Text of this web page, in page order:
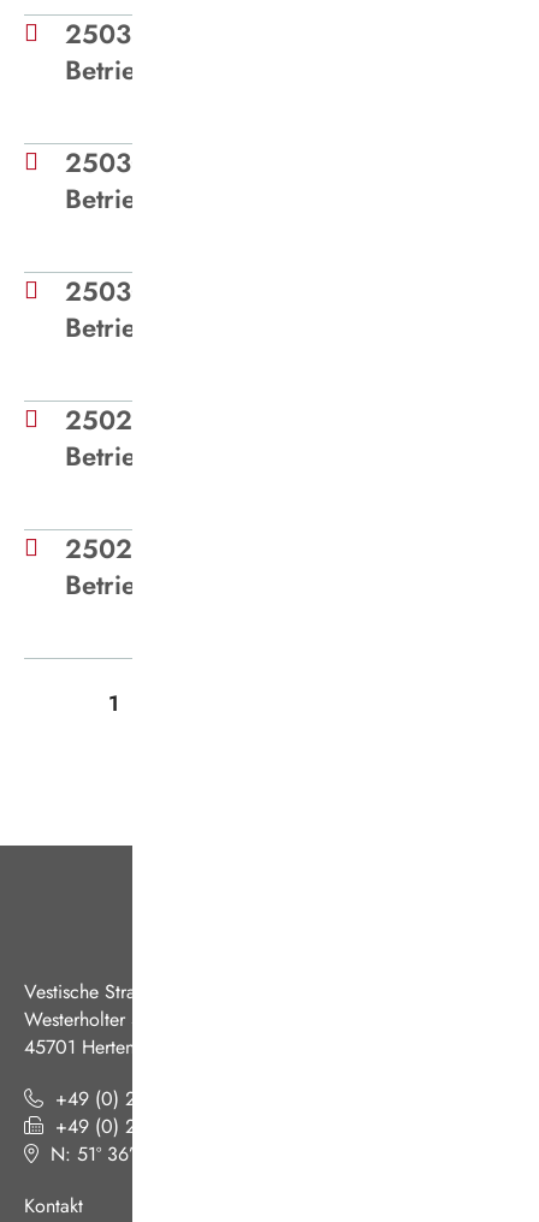
250310 - Medieninformation
Betriebsstilllegung
250307 - Medieninformation
Betriebsstilllegung Herten
250307 - Medieninformation
Betriebsstilllegung Bottrop
250225 - Medieninformation
Betriebsstilllegung
250219 - Medieninformation
Betriebsstilllegung
1
Vestische Straßenbahnen GmbH
Westerholter Straße 550
45701 Herten
+49 (0) 2366 186 - 0
+49 (0) 2366 186 - 444
N: 51º 36’ 38“ E: 07º 08’ 07“
Kontakt